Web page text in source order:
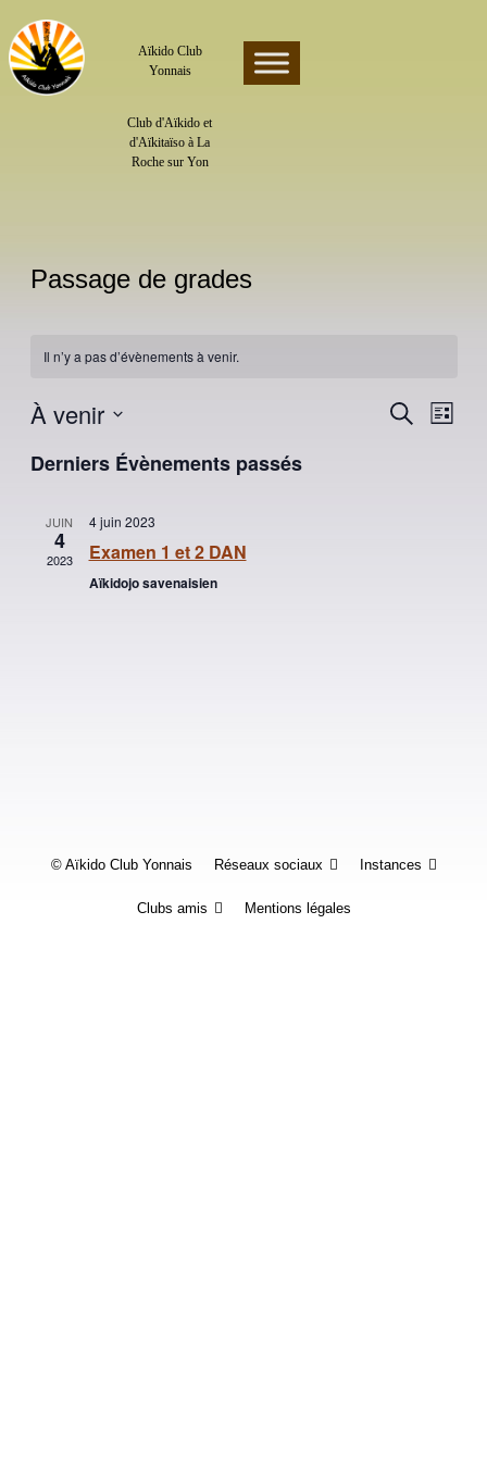
content
Aïkido Club
Yonnais
Club d'Aïkido et
d'Aïkitaïso à La
Roche sur Yon
Passage de grades
Il n’y a pas d’évènements à venir.
Recherche
RechercheNavigation
de
Liste
À venir
date.
Derniers Évènements passés
JUIN
4
2023
4 juin 2023
Examen 1 et 2 DAN
Aïkidojo savenaisien
© Aïkido Club Yonnais Réseaux sociaux Instances
Clubs amis Mentions légales